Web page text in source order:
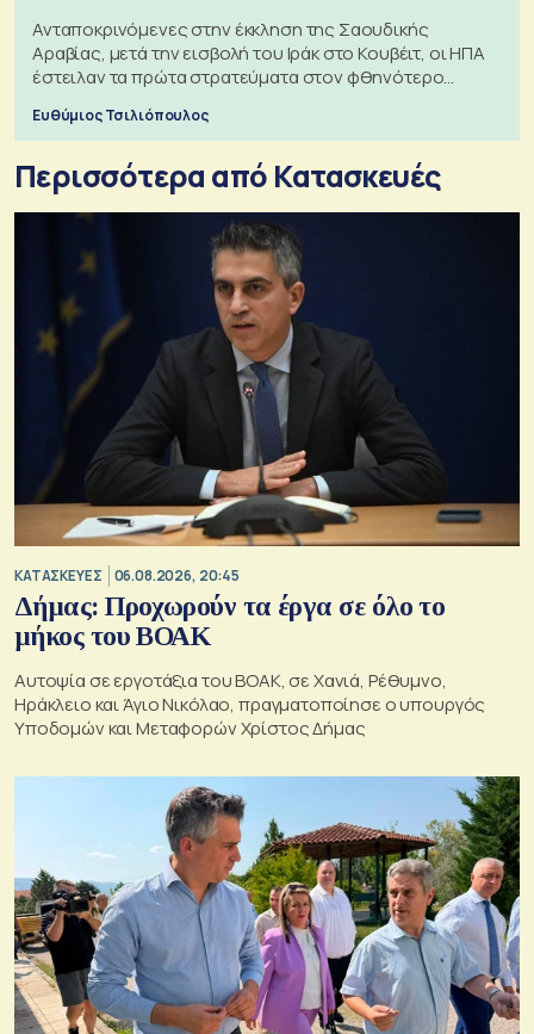
Ανταποκρινόμενες στην έκκληση της Σαουδικής
Αραβίας, μετά την εισβολή του Ιράκ στο Κουβέιτ, οι ΗΠΑ
έστειλαν τα πρώτα στρατεύματα στον φθηνότερο
Ευθύμιος Τσιλιόπουλος
Περισσότερα από Κατασκευές
ΚΑΤΑΣΚΕΥΕΣ 06.08.2026, 20:45
Δήμας: Προχωρούν τα έργα σε όλο το
μήκος του ΒΟΑΚ
Αυτοψία σε εργοτάξια του ΒΟΑΚ, σε Χανιά, Ρέθυμνο,
Ηράκλειο και Άγιο Νικόλαο, πραγματοποίησε ο υπουργός
Υποδομών και Μεταφορών Χρίστος Δήμας